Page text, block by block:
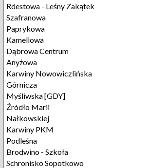
Rdestowa - Leśny Zakątek
Szafranowa
Paprykowa
Kameliowa
Dąbrowa Centrum
Anyżowa
Karwiny Nowowiczlińska
Górnicza
Myśliwska [GDY]
Źródło Marii
Nałkowskiej
Karwiny PKM
Podleśna
Brodwino - Szkoła
Schronisko Sopotkowo